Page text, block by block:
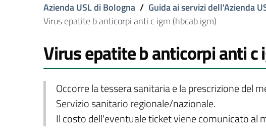
Azienda USL di Bologna / Guida ai servizi dell'Azienda
Virus epatite b anticorpi anti c igm (hbcab igm)
Virus epatite b anticorpi anti c
Occorre la tessera sanitaria e la prescrizione del
Servizio sanitario regionale/nazionale.
Il costo dell'eventuale ticket viene comunicato al